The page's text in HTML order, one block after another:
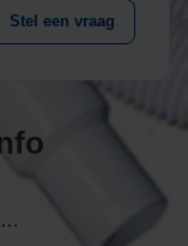
Stel een vraag
Stofzuigerslang zwembad voor manuele bodemzuigers – 9 meter